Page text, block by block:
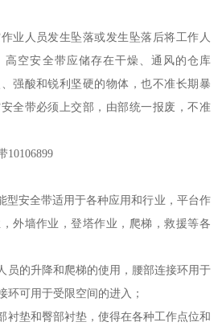
业人员发生坠落或发生坠落后将工作人
高空安全带应储存在干燥、通风的仓库
强酸和锐利坚硬的物体，也不准长期暴
全带必须上交部，由部统一报废，不准
10106899
安全带适用于各种应用和行业，平台作
外墙作业，登塔作业，爬梯，救援等各
升降和爬梯的使用，腰部连接环用于
环可用于受限空间的进入；
和臀部衬垫，使得在各种工作点位和